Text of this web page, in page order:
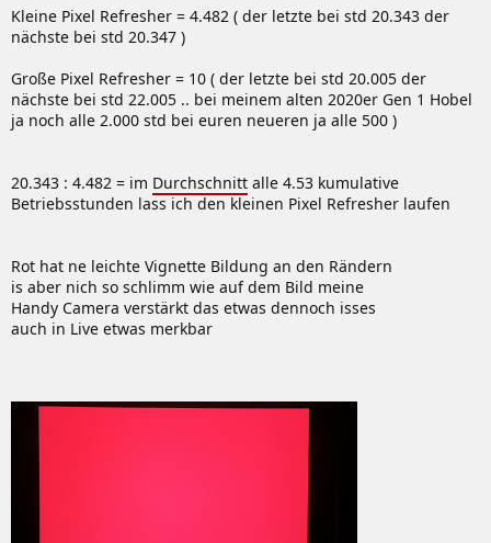
Kleine Pixel Refresher = 4.482 ( der letzte bei std 20.343 der
nächste bei std 20.347 )
Große Pixel Refresher = 10 ( der letzte bei std 20.005 der
nächste bei std 22.005 .. bei meinem alten 2020er Gen 1 Hobel
ja noch alle 2.000 std bei euren neueren ja alle 500 )
20.343 : 4.482 = im Durchschnitt alle 4.53 kumulative
Betriebsstunden lass ich den kleinen Pixel Refresher laufen
Rot hat ne leichte Vignette Bildung an den Rändern
is aber nich so schlimm wie auf dem Bild meine
Handy Camera verstärkt das etwas dennoch isses
auch in Live etwas merkbar